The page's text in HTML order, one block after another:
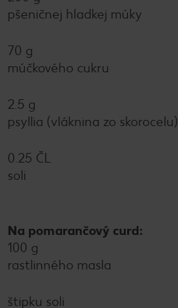
pšeničnej hladkej múky
70 g
múčkového cukru
2.5 g
psyllia (vláknina zo skorocelu)
0.25 ČL
soli
Na pomarančový curd:
100 g
rastlinného masla
štipku soli